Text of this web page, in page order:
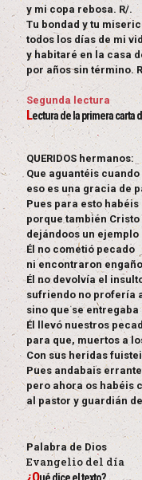
y mi copa rebosa. R/.
Tu bondad y tu
todos los días de mi
y habitaré en la casa
por años sin término.
Segunda lectura
Lectura de la primera carta
QUERIDOS hermanos:
Que aguantéis
eso es una gracia de
Pues para esto
porque también
dejándoos un
Él no cometió pecado
ni encontraron
Él no devolvía el
sufriendo no profería
sino que se
Él llevó nuestros
para que, muertos a
Con sus heridas
Pues andabais
pero ahora os habéis
al pastor y guardián
Palabra de Dios
Evangelio del día